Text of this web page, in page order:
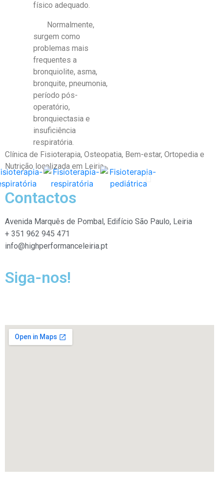
físico adequado.
Normalmente,
surgem como
problemas mais
frequentes a
bronquiolite, asma,
bronquite, pneumonia,
período pós-
operatório,
bronquiectasia e
insuficiência
respiratória.
Clínica de Fisioterapia, Osteopatia, Bem-estar, Ortopedia e
Nutrição localizada em Leiria.
Contactos
Avenida Marquês de Pombal, Edifício São Paulo, Leiria
+ 351 962 945 471
info@highperformanceleiria.pt
Siga-nos!